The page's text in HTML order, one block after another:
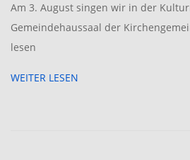
Am 3. August singen wir in der
Gemeindehaussaal der
lesen
WEITER LESEN